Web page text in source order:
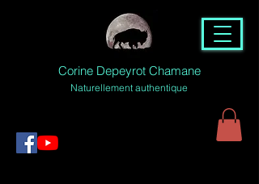
Corine Depeyrot Chamane
Naturellement authentique